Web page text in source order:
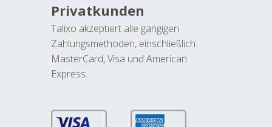
Privatkunden
Talixo akzeptiert alle gängigen
Zahlungsmethoden, einschließlich
MasterCard, Visa und American
Express.